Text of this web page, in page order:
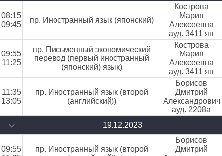
08:15
09:45
пр. Иностранный язык (японский)
Кострова
Мария
Алексеевна
ауд. 3411 яп
09:55
11:25
пр. Письменный экономический
перевод (первый иностранный
(японский) язык)
Кострова
Мария
Алексеевна
ауд. 3411 яп
11:35
13:05
пр. Иностранный язык (второй
(английский))
Борисов
Дмитрий
Александрович
ауд. 2208а
19.12.2023
09:55
пр. Иностранный язык (второй
Борисов
Дмитрий